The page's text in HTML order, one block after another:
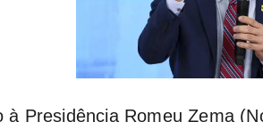
à Presidência Romeu Zema